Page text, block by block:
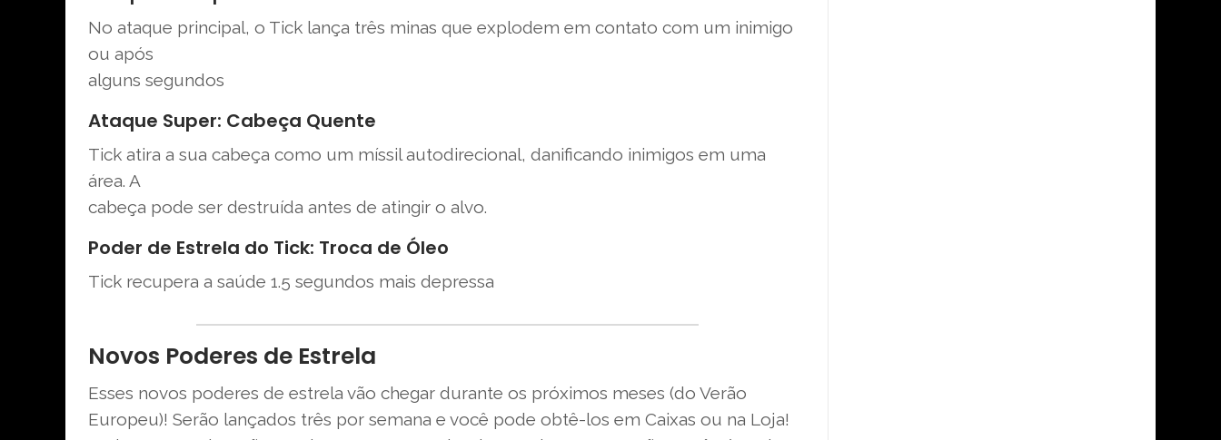
No ataque principal, o Tick lança três minas que explodem em contato com um inimigo
ou após
alguns segundos
Ataque Super: Cabeça Quente
Tick atira a sua cabeça como um míssil autodirecional, danificando inimigos em uma
área. A
cabeça pode ser destruída antes de atingir o alvo.
Poder de Estrela do Tick: Troca de Óleo
Tick recupera a saúde 1.5 segundos mais depressa
Novos Poderes de Estrela
Esses novos poderes de estrela vão chegar durante os próximos meses (do Verão
Europeu)! Serão lançados três por semana e você pode obtê-los em Caixas ou na Loja!